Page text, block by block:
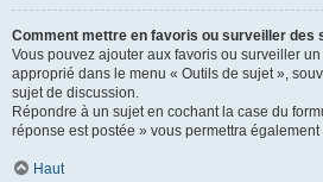
Comment mettre en favoris ou surveiller des
Vous pouvez ajouter aux favoris ou surveiller
approprié dans le menu « Outils de sujet »,
sujet de discussion.
Répondre à un sujet en cochant la case du
réponse est postée » vous permettra
Haut